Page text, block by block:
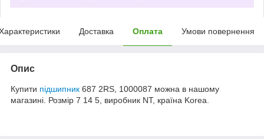
Доставка Оплата Умови повернення
Опис
Купити підшипник 687 2RS, 1000087 можна в нашому
магазині. Розмір 7 14 5, виробник NT, країна Korea.